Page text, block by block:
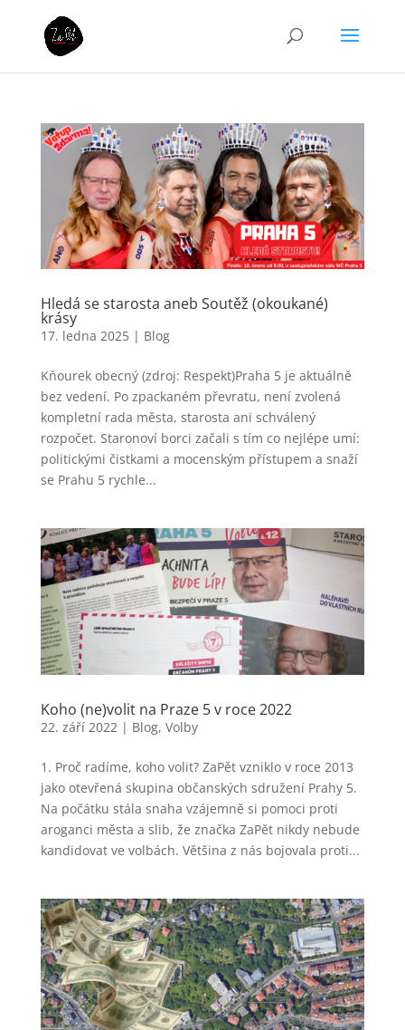
Hledá se starosta aneb Soutěž (okoukané)
krásy
17. ledna 2025| Blog
Kňourek obecný (zdroj: Respekt)Praha 5 je aktuálně
bez vedení. Po zpackaném převratu, není zvolená
kompletní rada města, starosta ani schválený
rozpočet. Staronoví borci začali s tím co nejlépe umí:
politickými čistkami a mocenským přístupem a snaží
se Prahu 5 rychle...
Koho (ne)volit na Praze 5 v roce 2022
22. září 2022 | Blog, Volby
1. Proč radíme, koho volit? ZaPět vzniklo v roce 2013
jako otevřená skupina občanských sdružení Prahy 5.
Na počátku stála snaha vzájemně si pomoci proti
aroganci města a slib, že značka ZaPět nikdy nebude
kandidovat ve volbách. Většina z nás bojovala proti...